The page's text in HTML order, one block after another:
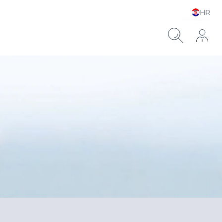
HR
Choose your Language &
kiselinom